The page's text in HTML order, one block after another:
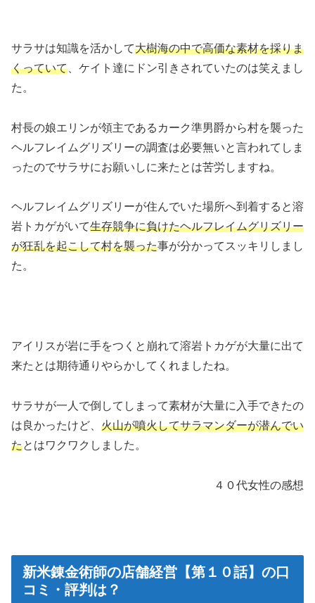
サラサは知識を活かして大樹海の中で高価な素材を採りま
くっていて 、ケイト達にドン引きされていたのは笑えまし
た。
村長の娘エリンが領主であるカーク準男爵から村を襲った
ヘルフレイムグリズリーの調査は必要無いと言われてしま
ったのでサラサにお願いしに来たとは苦労しますね。
ヘルフレイムグリズリーが住んでいた場所へ到着すると溶
岩トカゲがいて生存競争に負けたヘルフレイムグリズリー
が狂乱を起こして村を襲った事が分かってスッキリしまし
た。
アイリスが岩に手をつくと崩れて溶岩トカゲが大量に出て
来たとは期待通りやらかしてくれましたね。
サラサが一人で倒してしまって素材が大量に入手できたの
は良かったけど、 火山が噴火してサラマンダーが潜んでい
たとはワクワクしました。
４０代女性の感想
新米錬金術師の店舗経営【第１０話】の口
コミ・評判は？